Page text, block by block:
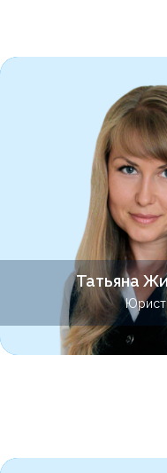
Осуществляет
обслуживание
выполняющих
деятельность – от
продвижения
организации чартерных
Разбирается в вопросах
корпоративного,
интеллектуальной
большой опыт
стартапов.
Юрист
Татьяна